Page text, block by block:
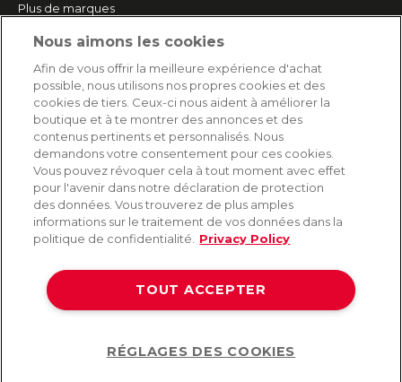
Plus de marques
SERVICE
Livraison rapide et gratuite
Retours & remboursements
Paiement sécurisé
AIDE
Contact
Livraison et expédition
Foire aux questions
Protection des données
Nous aimons les cookies
Afin de vous offrir la meilleure expérience d'achat
possible, nous utilisons nos propres cookies et des
cookies de tiers. Ceux-ci nous aident à améliorer la
boutique et à te montrer des annonces et des
contenus pertinents et personnalisés. Nous
demandons votre consentement pour ces cookies.
Vous pouvez révoquer cela à tout moment avec effet
pour l'avenir dans notre déclaration de protection
des données. Vous trouverez de plus amples
informations sur le traitement de vos données dans la
politique de confidentialité.
Privacy Policy
TOUT ACCEPTER
RÉGLAGES DES COOKIES